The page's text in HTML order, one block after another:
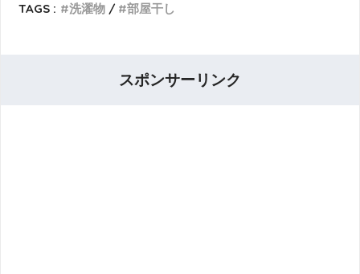
TAGS :
洗濯物 部屋干し
スポンサーリンク